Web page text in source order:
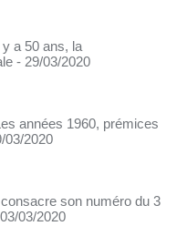
a 50 ans, la
- 29/03/2020
années 1960, prémices
03/2020
son numéro du 3
03/2020